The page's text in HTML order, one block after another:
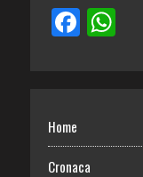
Home
Cronaca